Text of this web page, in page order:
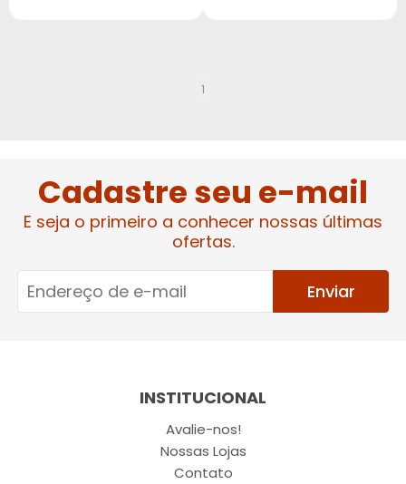
1
Cadastre seu e-mail
E seja o primeiro a conhecer nossas últimas
ofertas.
Enviar
INSTITUCIONAL
Avalie-nos!
Nossas Lojas
Contato